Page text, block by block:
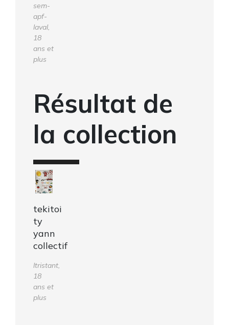
sem-
apf-
laval,
18
ans et
plus
Résultat de
la collection
tekitoi
ty
yann
collectif
ltristant,
18
ans et
plus